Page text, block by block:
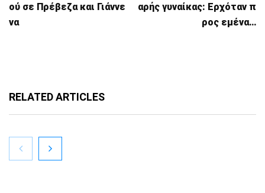
ού σε Πρέβεζα και Γιάννε
να
αρής γυναίκας: Ερχόταν π
ρος εμένα…
RELATED ARTICLES